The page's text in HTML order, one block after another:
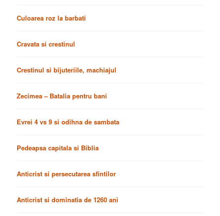
Culoarea roz la barbati
Cravata si crestinul
Crestinul si bijuteriile, machiajul
Zecimea – Batalia pentru bani
Evrei 4 vs 9 si odihna de sambata
Pedeapsa capitala si Biblia
Anticrist si persecutarea sfintilor
Anticrist si dominatia de 1260 ani